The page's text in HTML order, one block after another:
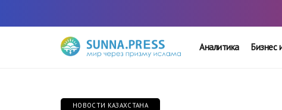
Аналитика Бизнес
НОВОСТИ КАЗАХСТАНА